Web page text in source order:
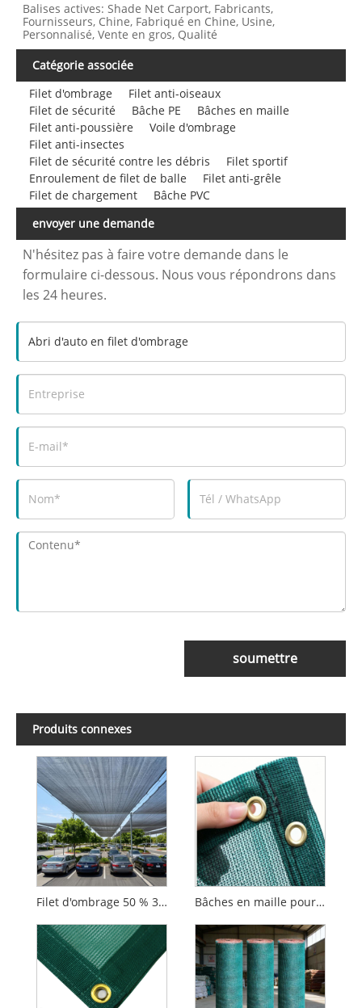
Balises actives: Shade Net Carport, Fabricants,
Fournisseurs, Chine, Fabriqué en Chine, Usine,
Personnalisé, Vente en gros, Qualité
Catégorie associée
Filet d'ombrage
Filet anti-oiseaux
Filet de sécurité
Bâche PE
Bâches en maille
Filet anti-poussière
Voile d'ombrage
Filet anti-insectes
Filet de sécurité contre les débris
Filet sportif
Enroulement de filet de balle
Filet anti-grêle
Filet de chargement
Bâche PVC
envoyer une demande
N'hésitez pas à faire votre demande dans le
formulaire ci-dessous. Nous vous répondrons dans
les 24 heures.
soumettre
Produits connexes
Filet d'ombrage 50 % 30 % 40 % Pe recyclé vert blanc noir filets d'ombrage solaire Bâches en maille pour remorque de camion, noir, traité contre les UV, auvent latéral rétractable, écran de confidentialité, bâche en maille pour balcon